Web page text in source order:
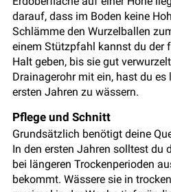
darauf, dass im Boden keine
Schlämme den Wurzelballen
einem Stützpfahl kannst du der
Halt geben, bis sie gut
Drainagerohr mit ein, hast du es
ersten Jahren zu wässern.
Pflege und Schnitt
Grundsätzlich benötigt deine
In den ersten Jahren solltest du
bei längeren Trockenperioden
bekommt. Wässere sie in